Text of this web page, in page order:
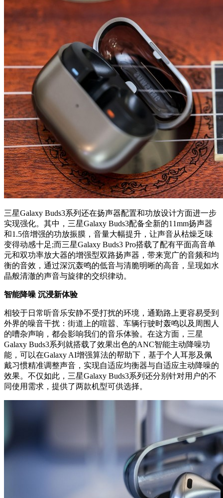
三星Galaxy Buds3系列还在扬声器配置和功放设计方面进一步
实现强化。其中，三星Galaxy Buds3配备全新的11mm扬声器
和1.5倍增强的功放振膜，音量大幅提升，让声音从枯燥乏味
变得动感十足;而三星Galaxy Buds3 Pro搭载了配有平面高音单
元和双功率放大器的增强型双路扬声器，带来宽广的音频和均
衡的音效，通过深沉轰鸣的低音与清脆明晰的高音，呈现如水
晶般清澈的声音与旋律的交织律动。
智能降噪 沉浸新体验
相较于日常听音乐安静不受打扰的环境，通勤路上更容易受到
外界的噪音干扰：街道上的喧嚣、车辆行驶时轰鸣以及周围人
的嘈杂声响，都会影响我们的音乐体验。在这方面，三星
Galaxy Buds3系列就搭载了效果出色的ANC智能主动降噪功
能，可以在Galaxy AI增强算法的帮助下，基于个人耳形及佩
戴习惯精准调整声音，实现自适应均衡器与自适应主动降噪的
效果。不仅如此，三星Galaxy Buds3系列还分别针对用户的不
同使用需求，提供了两款机型可供选择。